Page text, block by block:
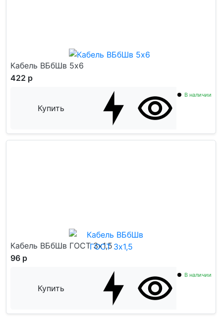
Кабель ВБбШв 5x6
422 р
Купить
В наличии
Кабель ВБбШв ГОСТ 3x1,5
96 р
Купить
В наличии